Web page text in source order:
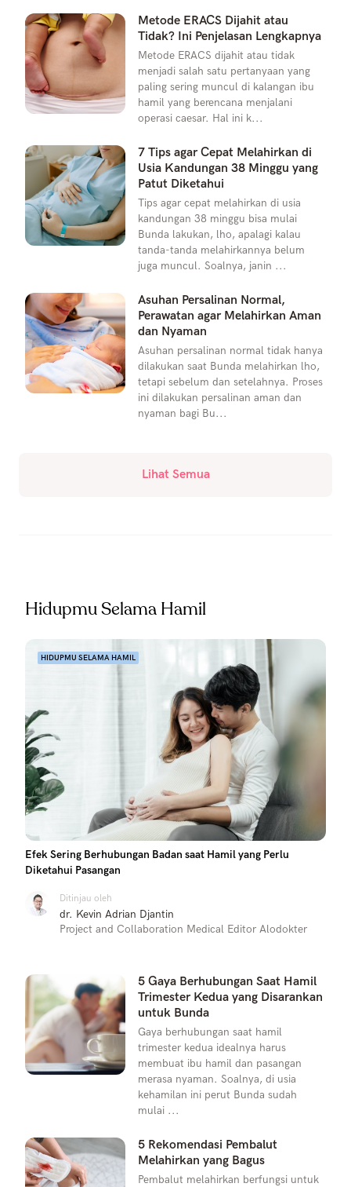
Metode ERACS Dijahit atau
Tidak? Ini Penjelasan Lengkapnya
Metode ERACS dijahit atau tidak
menjadi salah satu pertanyaan yang
paling sering muncul di kalangan ibu
hamil yang berencana menjalani
operasi caesar. Hal ini k...
7 Tips agar Cepat Melahirkan di
Usia Kandungan 38 Minggu yang
Patut Diketahui
Tips agar cepat melahirkan di usia
kandungan 38 minggu bisa mulai
Bunda lakukan, lho, apalagi kalau
tanda-tanda melahirkannya belum
juga muncul. Soalnya, janin ...
Asuhan Persalinan Normal,
Perawatan agar Melahirkan Aman
dan Nyaman
Asuhan persalinan normal tidak hanya
dilakukan saat Bunda melahirkan lho,
tetapi sebelum dan setelahnya. Proses
ini dilakukan persalinan aman dan
nyaman bagi Bu...
Lihat Semua
Hidupmu Selama Hamil
HIDUPMU SELAMA HAMIL
Efek Sering Berhubungan Badan saat Hamil yang Perlu
Diketahui Pasangan
Ditinjau oleh
dr. Kevin Adrian Djantin
Project and Collaboration Medical Editor Alodokter
5 Gaya Berhubungan Saat Hamil
Trimester Kedua yang Disarankan
untuk Bunda
Gaya berhubungan saat hamil
trimester kedua idealnya harus
membuat ibu hamil dan pasangan
merasa nyaman. Soalnya, di usia
kehamilan ini perut Bunda sudah
mulai ...
5 Rekomendasi Pembalut
Melahirkan yang Bagus
Pembalut melahirkan berfungsi untuk